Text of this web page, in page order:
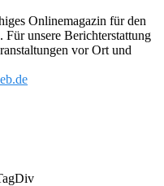
Onlinemagazin für den
unsere Berichterstattung
vor Ort und